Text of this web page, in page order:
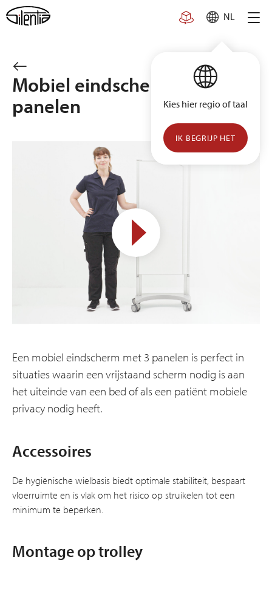
Skip
to
NL
Kies hier regio of taal
IK BEGRIJP HET
Mobiel eindscherm met 3
panelen
Een mobiel eindscherm met 3 panelen is perfect in
situaties waarin een vrijstaand scherm nodig is aan
het uiteinde van een bed of als een patiënt mobiele
privacy nodig heeft.
Accessoires
De hygiënische wielbasis biedt optimale stabiliteit, bespaart
vloerruimte en is vlak om het risico op struikelen tot een
minimum te beperken.
Montage op trolley